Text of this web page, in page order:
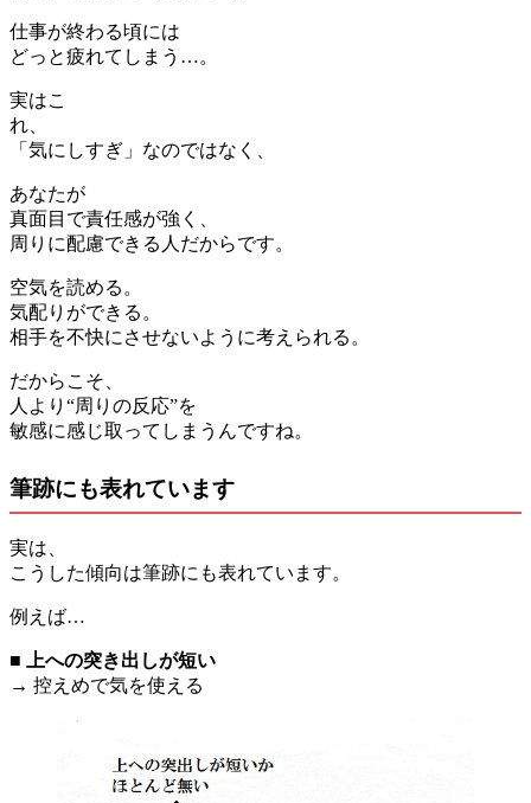
仕事が終わる頃には
どっと疲れてしまう…。
実はこ
れ
「気にしすぎ」なのではなく、
あなたが
真面目で責任感が強く、
周りに配慮できる人だからです。
空気を読める。
気配りができる。
相手を不快にさせないように考えられる。
だからこそ、
人より“周りの反応”を
敏感に感じ取ってしまうんですね。
筆跡にも表れています
実は、
こうした傾向は筆跡にも表れています。
例えば…
■
上への突き出しが短い
→ 控えめで気を使える